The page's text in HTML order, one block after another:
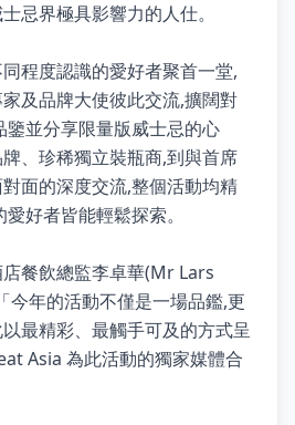
忌界極具影響力的人仕。
程度認識的愛好者聚首一堂,
及品牌大使彼此交流,擴闊對
鑒並分享限量版威士忌的心
、珍稀獨立裝瓶商,到與首席
面的深度交流,整個活動均精
好者皆能輕鬆探索。
餐飲總監李卓華(Mr Lars
今年的活動不僅是一場品鑑,更
最精彩、最觸手可及的方式呈
Asia 為此活動的獨家媒體合